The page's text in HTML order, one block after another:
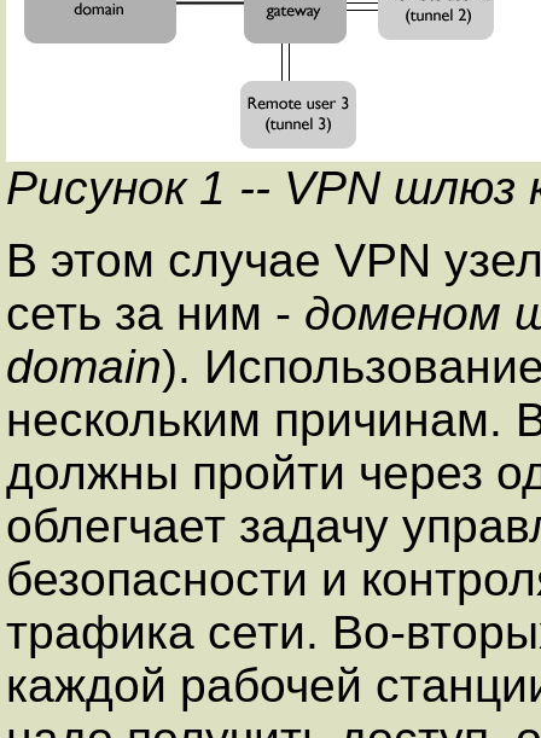
Рисунок 1 -- VPN шлюз
В этом случае VPN
сеть за ним - доменом
domain).
нескольким причинам.
должны пройти через
облегчает задачу
безопасности и
трафика сети. Во-
каждой рабочей